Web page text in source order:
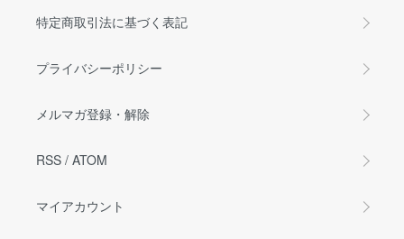
特定商取引法に基づく表記
プライバシーポリシー
メルマガ登録・解除
RSS / ATOM
マイアカウント